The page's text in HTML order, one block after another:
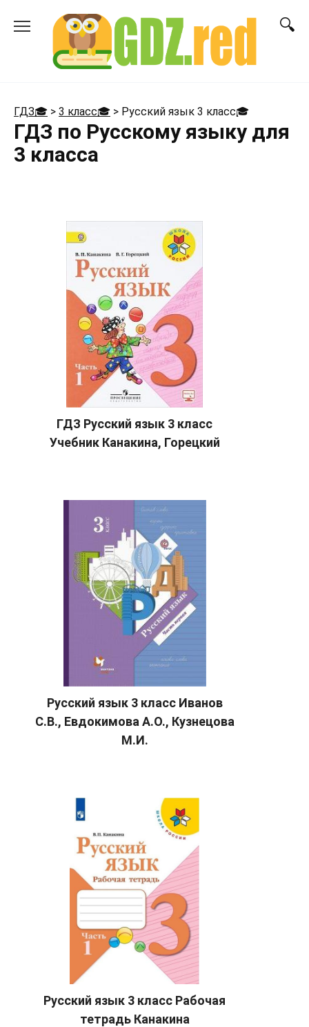
ГДЗ🎓 > 3 класс🎓 > Русский язык 3 класс🎓
ГДЗ по Русскому языку для
3 класса
ГДЗ Русский язык 3 класс
Учебник Канакина, Горецкий
Русский язык 3 класс Иванов
С.В., Евдокимова А.О., Кузнецова
М.И.
Русский язык 3 класс Рабочая
тетрадь Канакина